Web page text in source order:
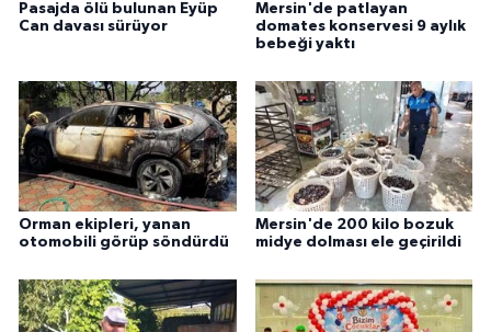
Pasajda ölü bulunan Eyüp
Can davası sürüyor
Mersin'de patlayan
domates konservesi 9 aylık
bebeği yaktı
Orman ekipleri, yanan
otomobili görüp söndürdü
Mersin'de 200 kilo bozuk
midye dolması ele geçirildi